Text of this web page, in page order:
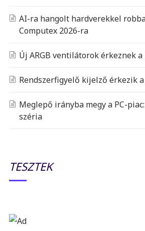
AI-ra hangolt hardverekkel
Computex 2026-ra
Új ARGB ventilátorok érkeznek
Rendszerfigyelő kijelző érkezik
Meglepő irányba megy a PC-
széria
TESZTEK